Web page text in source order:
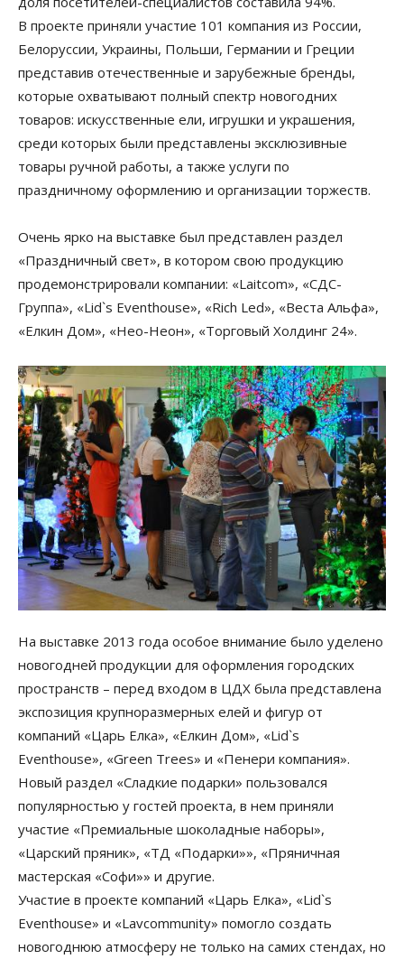
В проекте приняли участие 101 компания из России,
Белоруссии, Украины, Польши, Германии и Греции
представив отечественные и зарубежные бренды,
которые охватывают полный спектр новогодних
товаров: искусственные ели, игрушки и украшения,
среди которых были представлены эксклюзивные
товары ручной работы, а также услуги по
праздничному оформлению и организации торжеств.
Очень ярко на выставке был представлен раздел
«Праздничный свет», в котором свою продукцию
продемонстрировали компании: «Laitcom», «СДС-
Группа», «Lid`s Eventhouse», «Rich Led», «Веста Альфа»,
«Елкин Дом», «Нео-Неон», «Торговый Холдинг 24».
На выставке 2013 года особое внимание было уделено
новогодней продукции для оформления городских
пространств – перед входом в ЦДХ была представлена
экспозиция крупноразмерных елей и фигур от
компаний «Царь Елка», «Елкин Дом», «Lid`s
Eventhouse», «Green Trees» и «Пенери компания».
Новый раздел «Сладкие подарки» пользовался
популярностью у гостей проекта, в нем приняли
участие «Премиальные шоколадные наборы»,
«Царский пряник», «ТД «Подарки»», «Пряничная
мастерская «Софи»» и другие.
Участие в проекте компаний «Царь Елка», «Lid`s
Eventhouse» и «Lavcommunity» помогло создать
новогоднюю атмосферу не только на самих стендах, но